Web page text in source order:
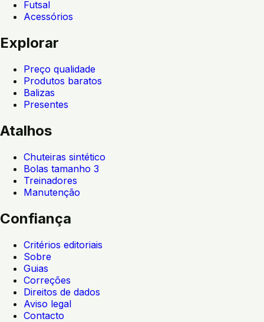
Futsal
Acessórios
Explorar
Preço qualidade
Produtos baratos
Balizas
Presentes
Atalhos
Chuteiras sintético
Bolas tamanho 3
Treinadores
Manutenção
Confiança
Critérios editoriais
Sobre
Guias
Correções
Direitos de dados
Aviso legal
Contacto